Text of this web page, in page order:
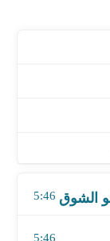
ابو الشوق
5:46
5:46